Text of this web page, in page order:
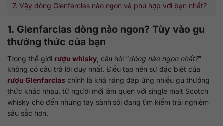
7. Vậy dòng Glenfarclas nào ngon và phù hợp với bạn nhất?
1. Glenfarclas dòng nào ngon? Tùy vào gu
thưởng thức của bạn
Trong thế giới rượu whisky , câu hỏi “dòng nào ngon nhất?”
không có câu trả lời duy nhất. Điều tạo nên sự đặc biệt của
rượu Glenfarclas chính là khả năng đáp ứng nhiều gu thưởng
thức khác nhau, từ người mới làm quen với single malt Scotch
whisky cho đến những tay sành sỏi đang tìm kiếm trải nghiệm
sâu sắc hơn.